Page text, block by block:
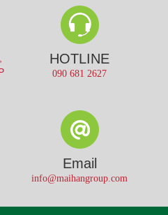
HOTLINE
090 681 2627
Email
info@maihangroup.com